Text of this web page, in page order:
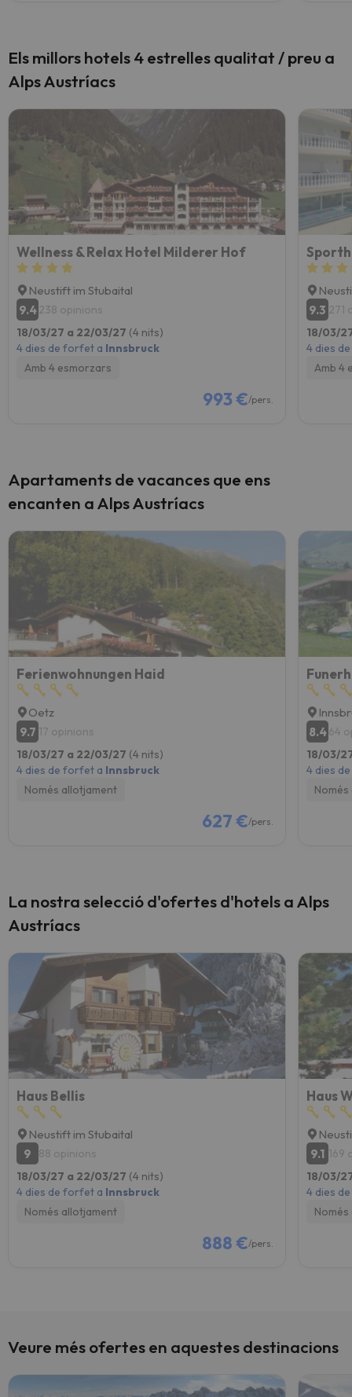
Els millors hotels 4 estrelles qualitat / preu a
Alps Austríacs
Wellness & Relax Hotel Milderer Hof
Neustift im Stubaital
9.4238 opinions
18/03/27 a 22/03/27 (4 nits)
4 dies de forfet a Innsbruck
Amb 4 esmorzars
993 €/pers.
9.3 271
18/03/
4 dies
Amb 4
Apartaments de vacances que ens
encanten a Alps Austríacs
Ferienwohnungen Haid
Oetz
9.7 17 opinions
18/03/27 a 22/03/27 (4 nits)
4 dies de forfet a Innsbruck
Només allotjament
627 €/pers.
8.464
18/03/
4 dies
La nostra selecció d'ofertes d'hotels a Alps
Austríacs
Haus Bellis
Neustift im Stubaital
9
88 opinions
18/03/27 a 22/03/27 (4 nits)
4 dies de forfet a Innsbruck
Només allotjament
888 €/pers.
Haus
9.1 169
18/03/
4 dies
Veure més ofertes en aquestes destinacions